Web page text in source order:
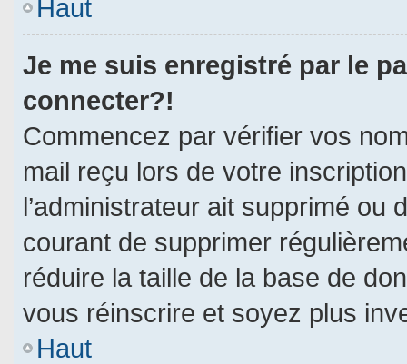
Haut
Je me suis enregistré par le
connecter?!
Commencez par vérifier vos
mail reçu lors de votre
l’administrateur ait supprimé ou
courant de supprimer
réduire la taille de la base de
vous réinscrire et soyez plus
Haut